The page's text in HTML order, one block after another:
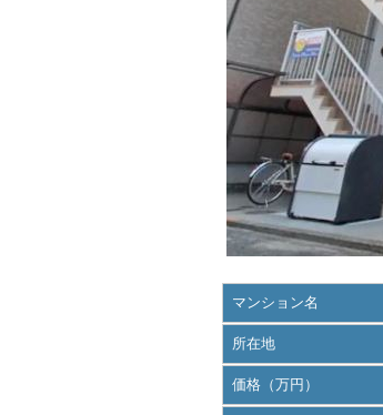
マンション名
所在地
価格（万円）